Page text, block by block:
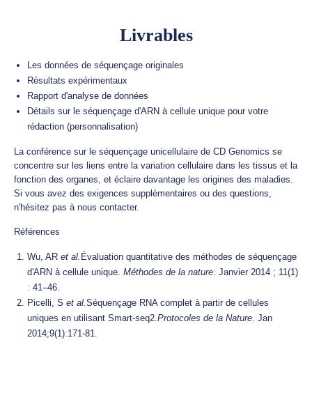
Livrables
Les données de séquençage originales
Résultats expérimentaux
Rapport d'analyse de données
Détails sur le séquençage d'ARN à cellule unique pour votre
rédaction (personnalisation)
La conférence sur le séquençage unicellulaire de CD Genomics se
concentre sur les liens entre la variation cellulaire dans les tissus et la
fonction des organes, et éclaire davantage les origines des maladies.
Si vous avez des exigences supplémentaires ou des questions,
n'hésitez pas à nous contacter.
Références
Wu, AR et al. Évaluation quantitative des méthodes de séquençage
d'ARN à cellule unique. Méthodes de la nature. Janvier 2014 ; 11(1)
: 41–46.
Picelli, S et al.Séquençage RNA complet à partir de cellules
uniques en utilisant Smart-seq2.Protocoles de la Nature. Jan
2014;9(1):171-81.